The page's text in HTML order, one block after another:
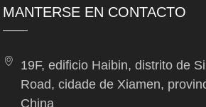
MANTERSE EN CONTACTO
19F, edificio Haibin, distrito de
Road, cidade de Xiamen,
China